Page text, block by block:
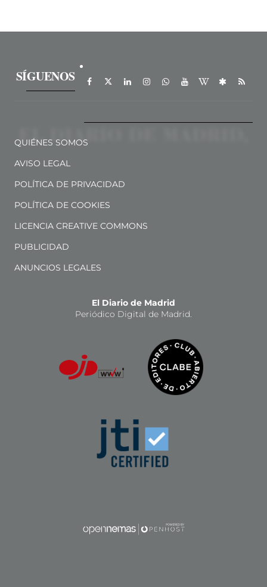
SÍGUENOS
QUIÉNES SOMOS
AVISO LEGAL
POLÍTICA DE PRIVACIDAD
POLÍTICA DE COOKIES
LICENCIA CREATIVE COMMONS
PUBLICIDAD
ANUNCIOS LEGALES
El Diario de Madrid
Periódico Digital de Madrid.